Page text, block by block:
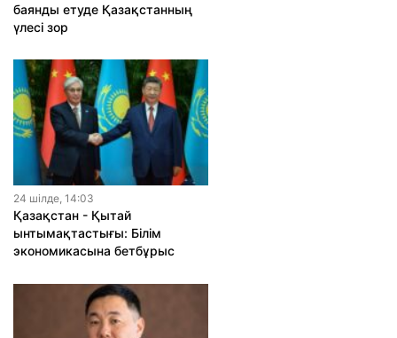
баянды етуде Қазақстанның
үлесі зор
24 шiлде, 14:03
Қазақстан - Қытай
ынтымақтастығы: Білім
экономикасына бетбұрыс